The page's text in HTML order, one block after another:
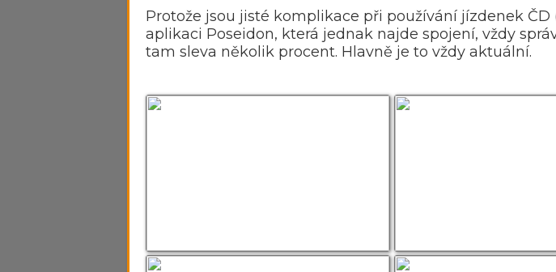
Protože jsou jisté komplikace při používání jízdenek
aplikaci Poseidon, která jednak najde spojení, vždy
tam sleva několik procent. Hlavně je to vždy aktuální.